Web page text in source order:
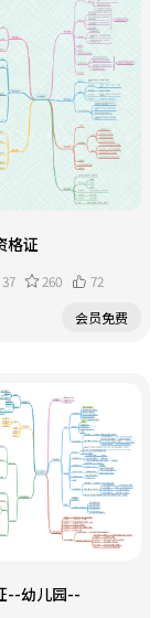
格证
37 260
72
会员免费
--幼儿园--